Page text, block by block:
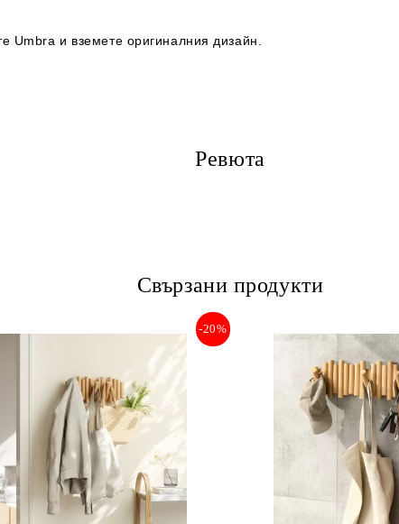
Umbra и вземете оригиналния дизайн.
Ревюта
Свързани продукти
-20%